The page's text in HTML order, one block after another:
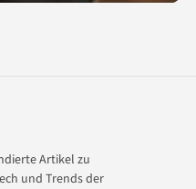
Artikel zu
und Trends der